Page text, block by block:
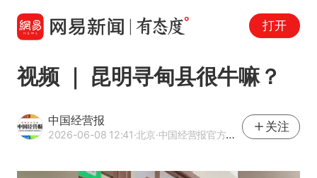
打开
视频 ｜ 昆明寻甸县很牛嘛？
中国经营报
2026-06-08 12:41·北京·中国经营报官方网易号
关注